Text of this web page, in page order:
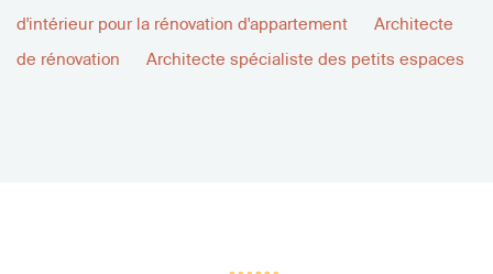
d'intérieur pour la rénovation d'appartement
Architecte
de rénovation
Architecte spécialiste des petits espaces